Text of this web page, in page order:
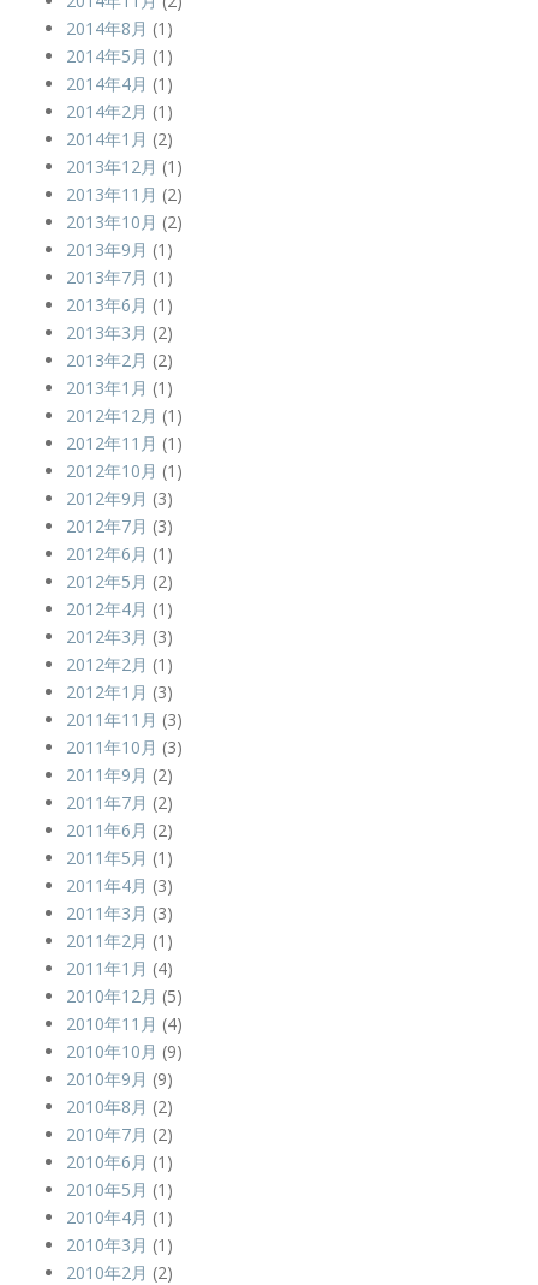
2014年8月 (1)
2014年5月 (1)
2014年4月 (1)
2014年2月 (1)
2014年1月 (2)
2013年12月 (1)
2013年11月 (2)
2013年10月 (2)
2013年9月 (1)
2013年7月 (1)
2013年6月 (1)
2013年3月 (2)
2013年2月 (2)
2013年1月 (1)
2012年12月 (1)
2012年11月 (1)
2012年10月 (1)
2012年9月 (3)
2012年7月 (3)
2012年6月 (1)
2012年5月 (2)
2012年4月 (1)
2012年3月 (3)
2012年2月 (1)
2012年1月 (3)
2011年11月 (3)
2011年10月 (3)
2011年9月 (2)
2011年7月 (2)
2011年6月 (2)
2011年5月 (1)
2011年4月 (3)
2011年3月 (3)
2011年2月 (1)
2011年1月 (4)
2010年12月 (5)
2010年11月 (4)
2010年10月 (9)
2010年9月 (9)
2010年8月 (2)
2010年7月 (2)
2010年6月 (1)
2010年5月 (1)
2010年4月 (1)
2010年3月 (1)
2010年2月 (2)